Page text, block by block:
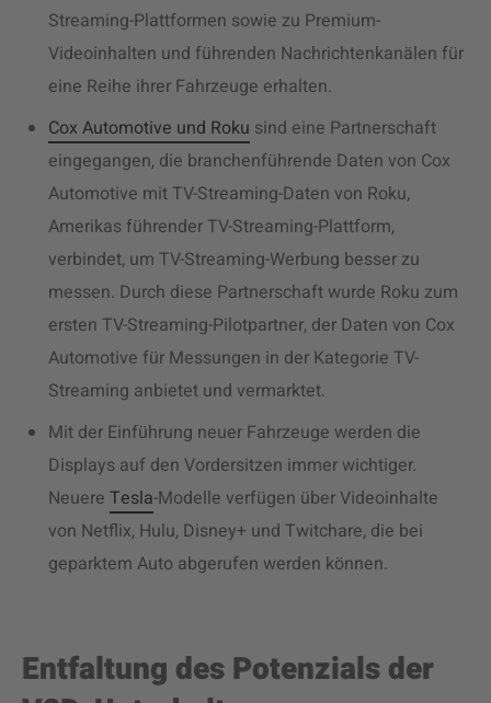
Streaming-Plattformen sowie zu Premium-
Videoinhalten und führenden Nachrichtenkanälen für
eine Reihe ihrer Fahrzeuge erhalten.
Cox Automotive und Roku sind eine Partnerschaft
eingegangen, die branchenführende Daten von Cox
Automotive mit TV-Streaming-Daten von Roku,
Amerikas führender TV-Streaming-Plattform,
verbindet, um TV-Streaming-Werbung besser zu
messen. Durch diese Partnerschaft wurde Roku zum
ersten TV-Streaming-Pilotpartner, der Daten von Cox
Automotive für Messungen in der Kategorie TV-
Streaming anbietet und vermarktet.
Mit der Einführung neuer Fahrzeuge werden die
Displays auf den Vordersitzen immer wichtiger.
Neuere Tesla-Modelle verfügen über Videoinhalte
von Netflix, Hulu, Disney+ und Twitchare, die bei
geparktem Auto abgerufen werden können.
Entfaltung des Potenzials der